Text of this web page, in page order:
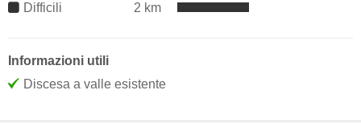
Difficili
2 km
Informazioni utili
Discesa a valle esistente